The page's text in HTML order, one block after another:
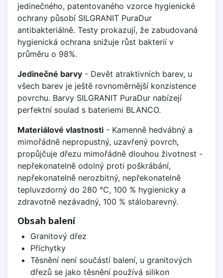
jedinečného, patentovaného vzorce hygienické
ochrany působí SILGRANIT PuraDur
antibakteriálně. Testy prokazují, že zabudovaná
hygienická ochrana snižuje růst bakterií v
průměru o 98%.
Jedinečné barvy - Devět atraktivních barev, u
všech barev je ještě rovnoměrnější konzistence
povrchu. Barvy SILGRANIT PuraDur nabízejí
perfektní soulad s bateriemi BLANCO.
Materiálové vlastnosti - Kamenně hedvábný a
mimořádně nepropustný, uzavřený povrch,
propůjčuje dřezu mimořádně dlouhou životnost -
nepřekonatelně odolný proti poškrábání,
nepřekonatelně nerozbitný, nepřekonatelně
tepluvzdorný do 280 °C, 100 % hygienicky a
zdravotně nezávadný, 100 % stálobarevný.
Obsah balení
Granitový dřez
Příchytky
Těsnění není součástí balení, u granitových
dřezů se jako těsnění používá silikon